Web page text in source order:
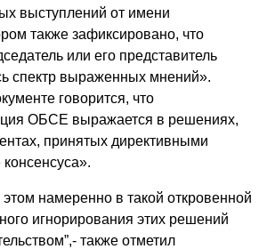
выступлений от имени
также зафиксировано, что
или его представитель
спектр выраженных мнений».
говорится, что
ОБСЕ выражается в решениях,
принятых директивными
намеренно в такой откровенной
игнорирования этих решений
также отметил